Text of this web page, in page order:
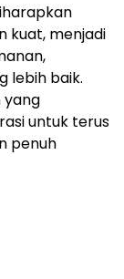
kuat, menjadi
lebih baik.
yang
untuk terus
penuh